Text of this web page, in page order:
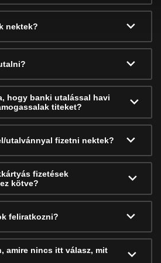
nektek?
hogy banki utalással havi
titeket?
utalvánnyal fizetni nektek?
fizetések
kötve?
feliratkozni?
amire nincs itt válasz, mit